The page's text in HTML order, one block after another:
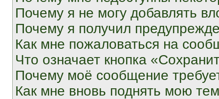
Почему я не могу добавлять
Почему я получил
Как мне пожаловаться на
Что означает кнопка
Почему моё сообщение
Как мне вновь поднять мою